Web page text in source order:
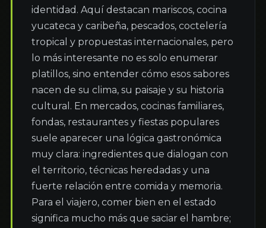
identidad. Aquí destacan mariscos, cocina
yucateca y caribeña, pescados, coctelería
tropical y propuestas internacionales, pero
lo más interesante no es solo enumerar
platillos, sino entender cómo esos sabores
nacen de su clima, su paisaje y su historia
cultural. En mercados, cocinas familiares,
fondas, restaurantes y fiestas populares
suele aparecer una lógica gastronómica
muy clara: ingredientes que dialogan con
el territorio, técnicas heredadas y una
fuerte relación entre comida y memoria.
Para el viajero, comer bien en el estado
significa mucho más que saciar el hambre;